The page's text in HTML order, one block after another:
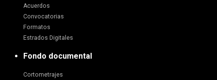
Acuerdos
Convocatorias
Formatos
Estrados Digitales
Fondo documental
Cortometrajes